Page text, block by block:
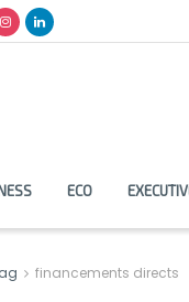
ECO
financements directs